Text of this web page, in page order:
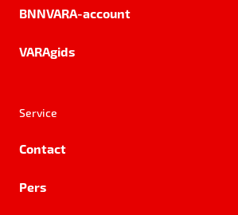
BNNVARA-account
VARAgids
Service
Contact
Pers